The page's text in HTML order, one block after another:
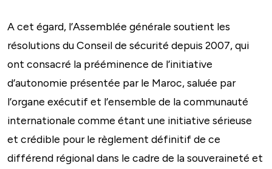
A cet égard, l’Assemblée générale soutient les
résolutions du Conseil de sécurité depuis 2007, qui
ont consacré la prééminence de l’initiative
d’autonomie présentée par le Maroc, saluée par
l’organe exécutif et l’ensemble de la communauté
internationale comme étant une initiative sérieuse
et crédible pour le règlement définitif de ce
différend régional dans le cadre de la souveraineté et